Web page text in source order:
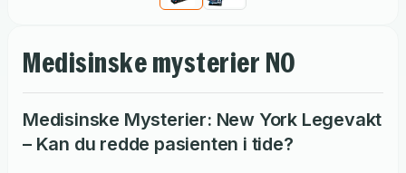
Medisinske mysterier NO
Medisinske Mysterier: New York Legevakt
– Kan du redde pasienten i tide?